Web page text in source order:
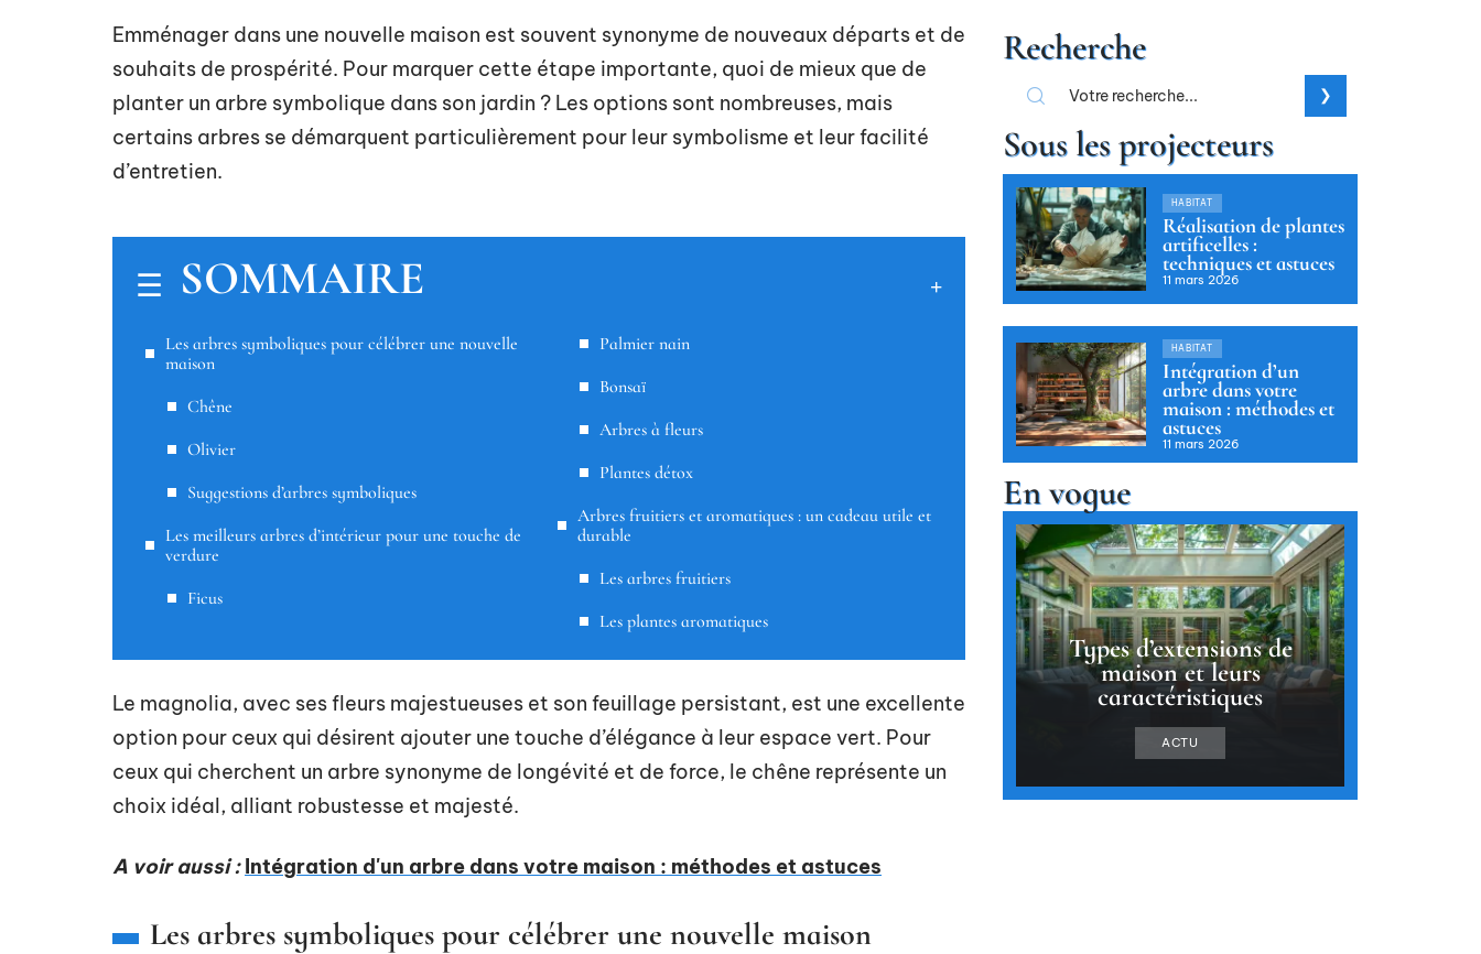
Emménager dans une nouvelle maison est souvent synonyme de nouveaux départs et de
souhaits de prospérité. Pour marquer cette étape importante, quoi de mieux que de
planter un arbre symbolique dans son jardin ? Les options sont nombreuses, mais
certains arbres se démarquent particulièrement pour leur symbolisme et leur facilité
d’entretien.
SOMMAIRE
Les arbres symboliques pour célébrer une nouvelle
maison
Chêne
Olivier
Suggestions d’arbres symboliques
Les meilleurs arbres d’intérieur pour une touche de
verdure
Ficus
Palmier nain
Bonsaï
Arbres à fleurs
Plantes détox
Arbres fruitiers et aromatiques : un cadeau utile et
durable
Les arbres fruitiers
Les plantes aromatiques
Le magnolia, avec ses fleurs majestueuses et son feuillage persistant, est une excellente
option pour ceux qui désirent ajouter une touche d’élégance à leur espace vert. Pour
ceux qui cherchent un arbre synonyme de longévité et de force, le chêne représente un
choix idéal, alliant robustesse et majesté.
A voir aussi : Intégration d'un arbre dans votre maison : méthodes et astuces
Les arbres symboliques pour célébrer une nouvelle maison
Recherche
Sous les projecteurs
HABITAT
Réalisation de plantes
artificelles :
techniques et astuces
11 mars 2026
HABITAT
Intégration d’un
arbre dans votre
maison : méthodes et
astuces
11 mars 2026
En vogue
Types d’extensions de
maison et leurs
caractéristiques
ACTU